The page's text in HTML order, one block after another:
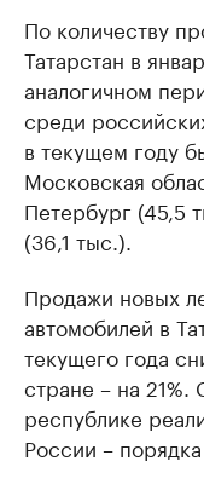
По количеству
Татарстан в
аналогичном
среди
в текущем году
Московская
Петербург (45,5
(36,1 тыс.).
Продажи новых
автомобилей в
текущего года
стране – на 21%.
республике
России –